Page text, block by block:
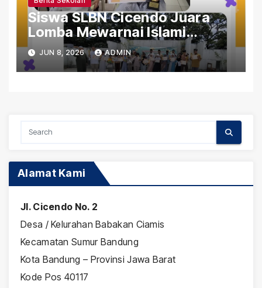
Siswa SLBN Cicendo Juara
Lomba Mewarnai Islami
Gerakan Pramuka Tingkat
Kwaran Sumur Bandung
JUN 8, 2026 ADMIN
Alamat Kami
Jl. Cicendo No. 2
Desa / Kelurahan Babakan Ciamis
Kecamatan Sumur Bandung
Kota Bandung – Provinsi Jawa Barat
Kode Pos 40117